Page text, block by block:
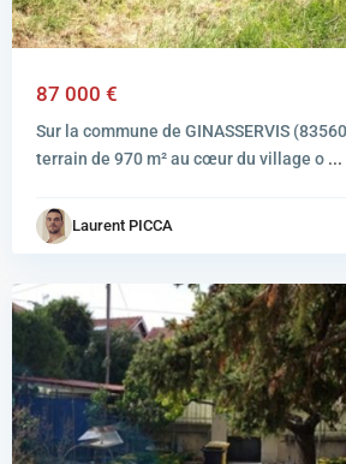
87 000 €
Sur la commune de GINASSERVIS
terrain de 970 m² au cœur du village o ...
Laurent PICCA
MARSEILLE
9EME